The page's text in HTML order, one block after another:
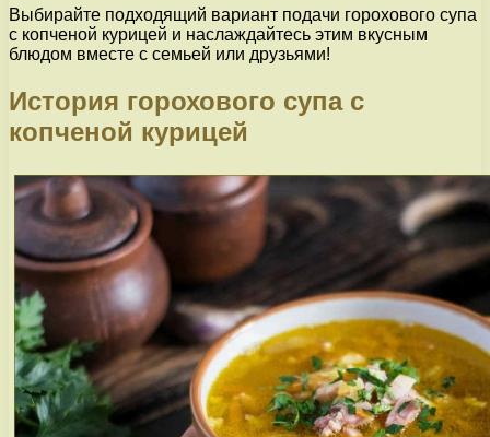
Выбирайте подходящий вариант подачи горохового супа
с копченой курицей и наслаждайтесь этим вкусным
блюдом вместе с семьей или друзьями!
История горохового супа с
копченой курицей